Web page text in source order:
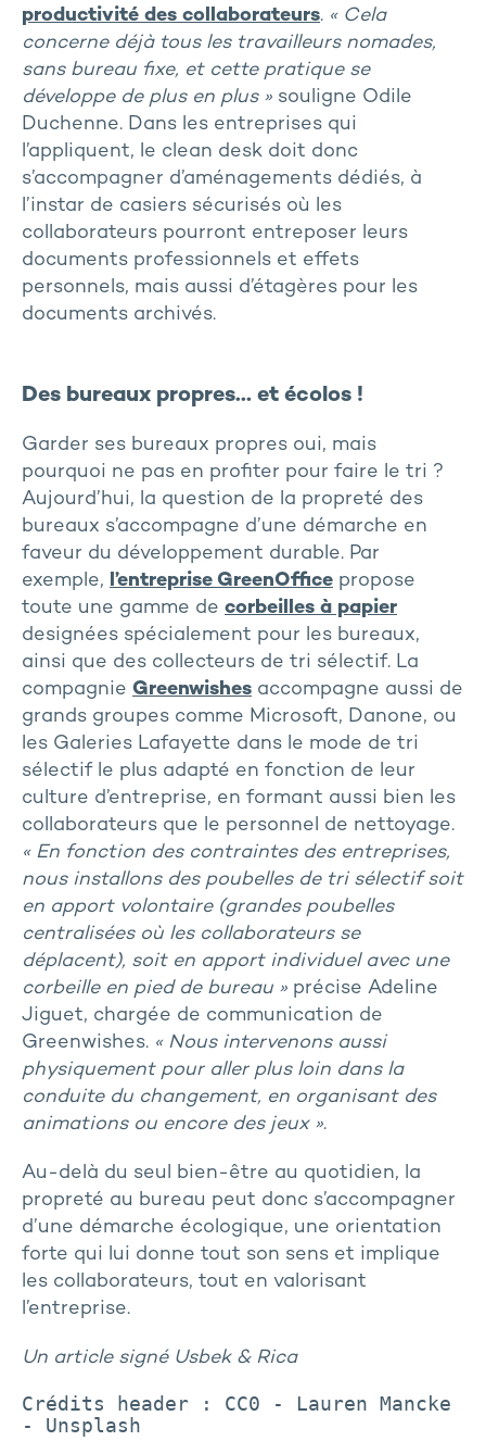
productivité des collaborateurs. « Cela
concerne déjà tous les travailleurs nomades,
sans bureau fixe, et cette pratique se
développe de plus en plus » souligne Odile
Duchenne. Dans les entreprises qui
l’appliquent, le clean desk doit donc
s’accompagner d’aménagements dédiés, à
l’instar de casiers sécurisés où les
collaborateurs pourront entreposer leurs
documents professionnels et effets
personnels, mais aussi d’étagères pour les
documents archivés.
Des bureaux propres… et écolos !
Garder ses bureaux propres oui, mais
pourquoi ne pas en profiter pour faire le tri ?
Aujourd’hui, la question de la propreté des
bureaux s’accompagne d’une démarche en
faveur du développement durable. Par
exemple, l’entreprise GreenOffice propose
toute une gamme de corbeilles à papier
designées spécialement pour les bureaux,
ainsi que des collecteurs de tri sélectif. La
compagnie Greenwishes accompagne aussi de
grands groupes comme Microsoft, Danone, ou
les Galeries Lafayette dans le mode de tri
sélectif le plus adapté en fonction de leur
culture d’entreprise, en formant aussi bien les
collaborateurs que le personnel de nettoyage.
« En fonction des contraintes des entreprises,
nous installons des poubelles de tri sélectif soit
en apport volontaire (grandes poubelles
centralisées où les collaborateurs se
déplacent), soit en apport individuel avec une
corbeille en pied de bureau » précise Adeline
Jiguet, chargée de communication de
Greenwishes. « Nous intervenons aussi
physiquement pour aller plus loin dans la
conduite du changement, en organisant des
animations ou encore des jeux ».
Au-delà du seul bien-être au quotidien, la
propreté au bureau peut donc s’accompagner
d’une démarche écologique, une orientation
forte qui lui donne tout son sens et implique
les collaborateurs, tout en valorisant
l’entreprise.
Un article signé Usbek & Rica
Crédits header : CC0 - Lauren Mancke
- Unsplash